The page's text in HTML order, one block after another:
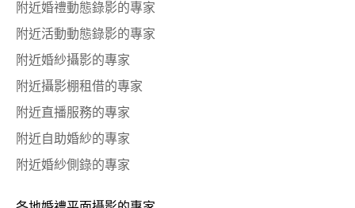
附近婚禮動態錄影的專家
附近活動動態錄影的專家
附近婚紗攝影的專家
附近攝影棚租借的專家
附近直播服務的專家
附近自助婚紗的專家
附近婚紗側錄的專家